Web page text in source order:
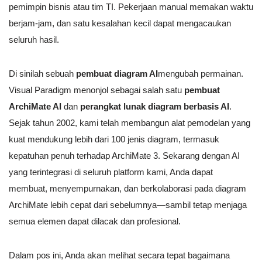
pemimpin bisnis atau tim TI. Pekerjaan manual memakan waktu
berjam-jam, dan satu kesalahan kecil dapat mengacaukan
seluruh hasil.
Di sinilah sebuah pembuat diagram AImengubah permainan.
Visual Paradigm menonjol sebagai salah satu pembuat
ArchiMate AI dan perangkat lunak diagram berbasis AI.
Sejak tahun 2002, kami telah membangun alat pemodelan yang
kuat mendukung lebih dari 100 jenis diagram, termasuk
kepatuhan penuh terhadap ArchiMate 3. Sekarang dengan AI
yang terintegrasi di seluruh platform kami, Anda dapat
membuat, menyempurnakan, dan berkolaborasi pada diagram
ArchiMate lebih cepat dari sebelumnya—sambil tetap menjaga
semua elemen dapat dilacak dan profesional.
Dalam pos ini, Anda akan melihat secara tepat bagaimana